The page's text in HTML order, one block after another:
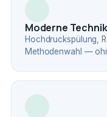
Moderne Technik
Hochdruckspülung,
Methodenwahl —